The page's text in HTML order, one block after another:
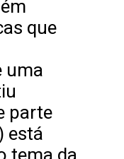
que
uma
parte
está